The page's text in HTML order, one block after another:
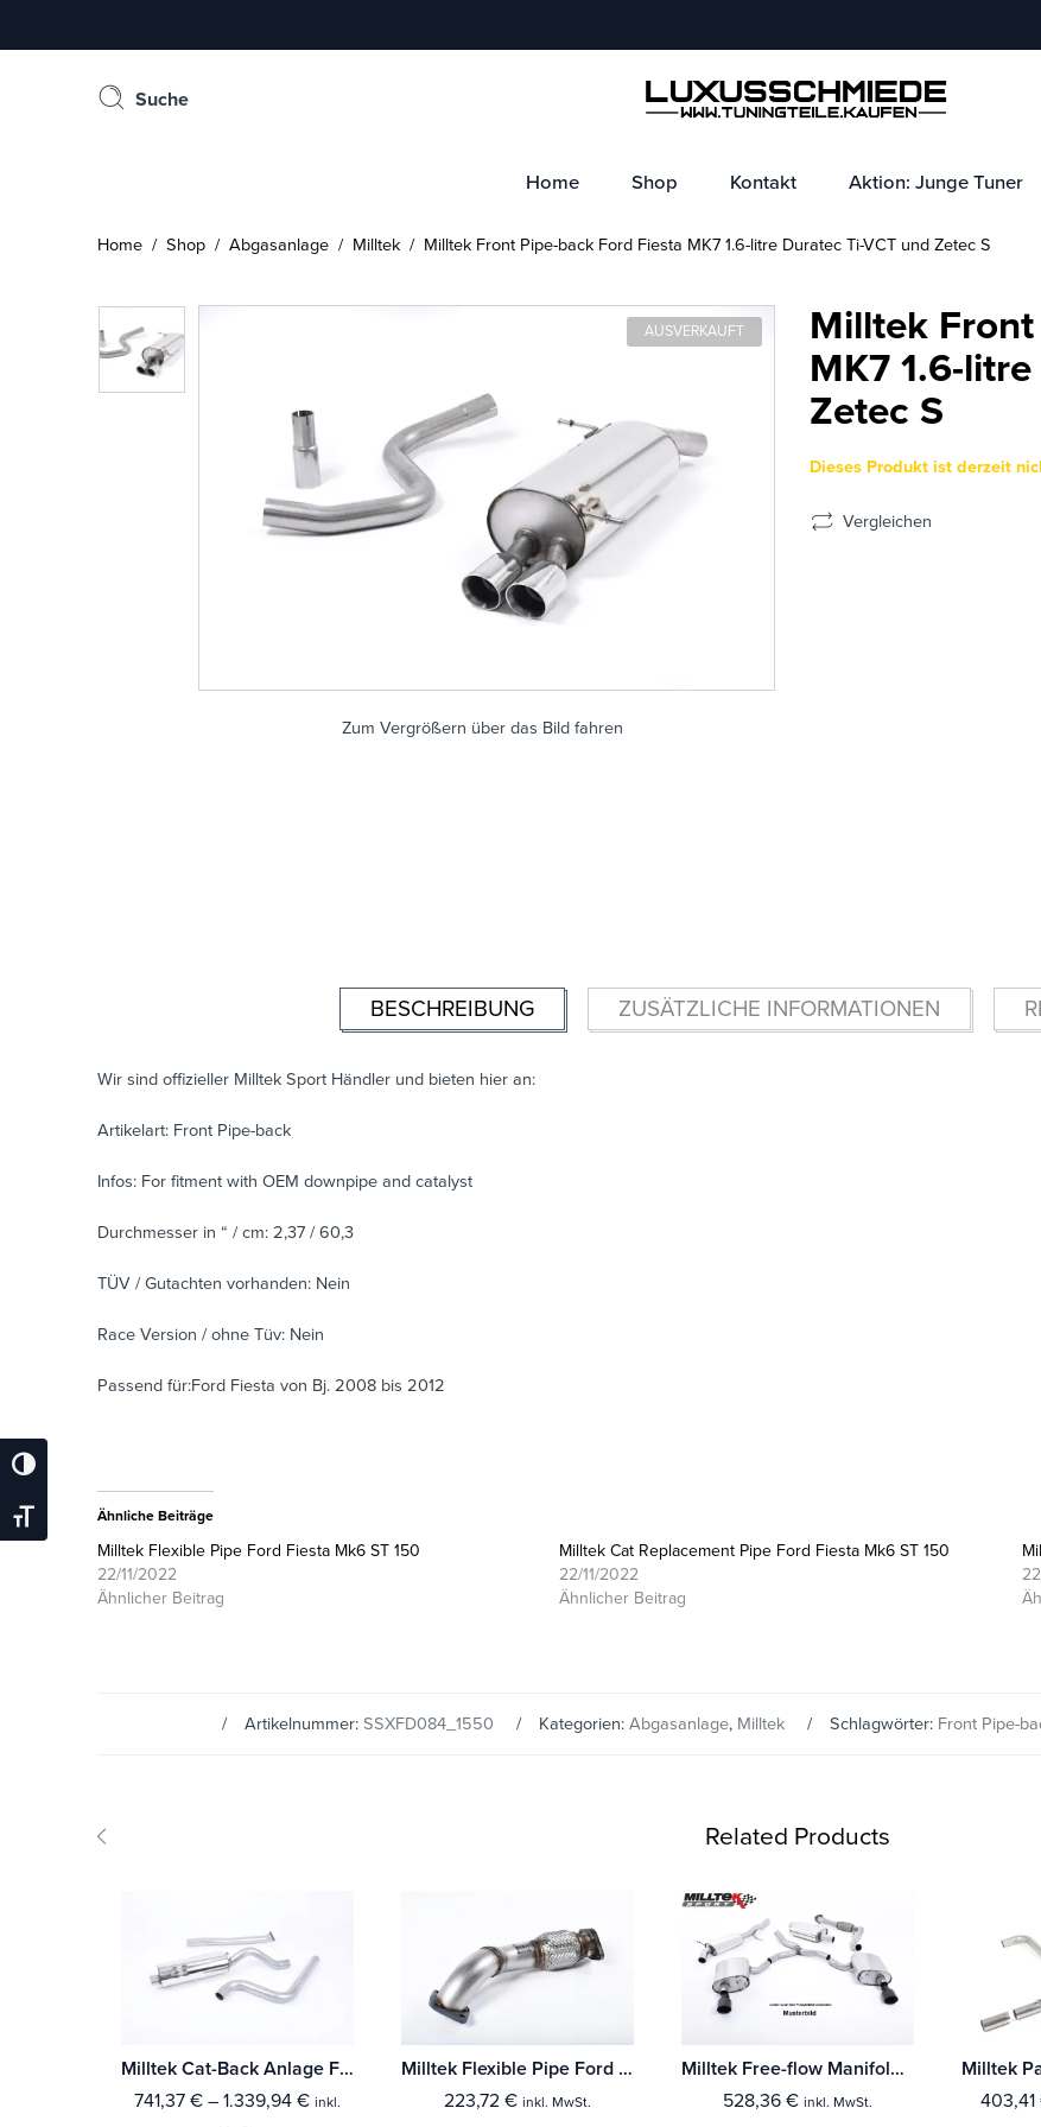
Umschalten Auf Hohe Kontraste
Schrift Vergrößern
Suche
Home Shop Kontakt Aktion: Junge Tuner
Home / Shop / Abgasanlage / Milltek / Milltek Front Pipe-back Ford Fiesta MK7 1.6-litre Duratec Ti-VCT und Zetec S
AUSVERKAUFT
Zum Vergrößern über das Bild fahren
Milltek
MK7 1.6-
Zetec S
Dieses Produkt ist derzeit
Vergleichen
BESCHREIBUNG ZUSÄTZLICHE INFORMATIONEN
Wir sind offizieller Milltek Sport Händler und bieten hier an:
Artikelart: Front Pipe-back
Infos: For fitment with OEM downpipe and catalyst
Durchmesser in “ / cm: 2,37 / 60,3
TÜV / Gutachten vorhanden: Nein
Race Version / ohne Tüv: Nein
Passend für:Ford Fiesta von Bj. 2008 bis 2012
Ähnliche Beiträge
Milltek Flexible Pipe Ford Fiesta Mk6 ST 150
22/11/2022
Ähnlicher Beitrag
Milltek Cat Replacement Pipe Ford Fiesta Mk6 ST 150
22/11/2022
Ähnlicher Beitrag
Artikelnummer: SSXFD084_1550 Kategorien: Abgasanlage, Milltek Schlagwörter: Front Pipe-
Related Products
Milltek Cat-Back Anlage Ford Fiesta Mk7/Mk7.5 ST 1.6 litre EcoBoost 182PS & ST200
741,37 € – 1.339,94 € inkl.
Milltek Flexible Pipe Ford Fiesta Mk6 ST 150
223,72 € inkl. MwSt.
Milltek Free-flow Manifold Ford Fiesta Mk6 ST 150
528,36 € inkl. MwSt.
403,41